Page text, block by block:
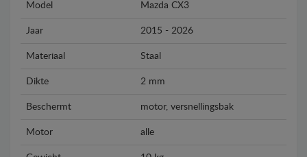
Model Mazda CX3
Jaar 2015 - 2026
Materiaal Staal
Dikte 2 mm
Beschermt motor, versnellingsbak
Motor alle